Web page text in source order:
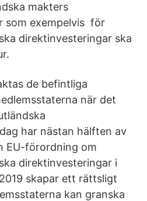
makters
som exempelvis för
direktinvesteringar ska
de befintliga
när det
har nästan hälften av
EU-förordning om
direktinvesteringar i
skapar ett rättsligt
kan granska